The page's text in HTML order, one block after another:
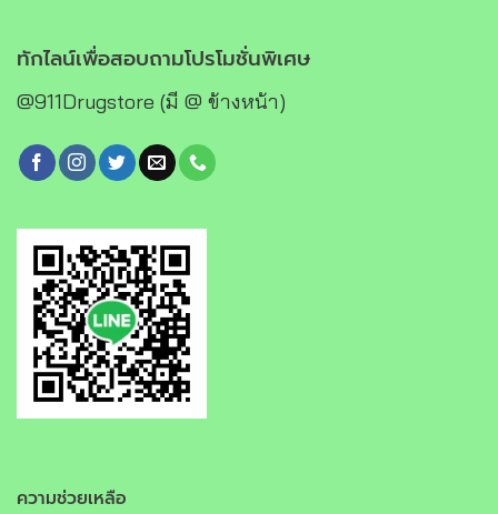
ความช่วยเหลือ
ทักไลน์เพื่อสอบถามโปรโมชั่นพิเศษ
@911Drugstore (มี @ ข้างหน้า)